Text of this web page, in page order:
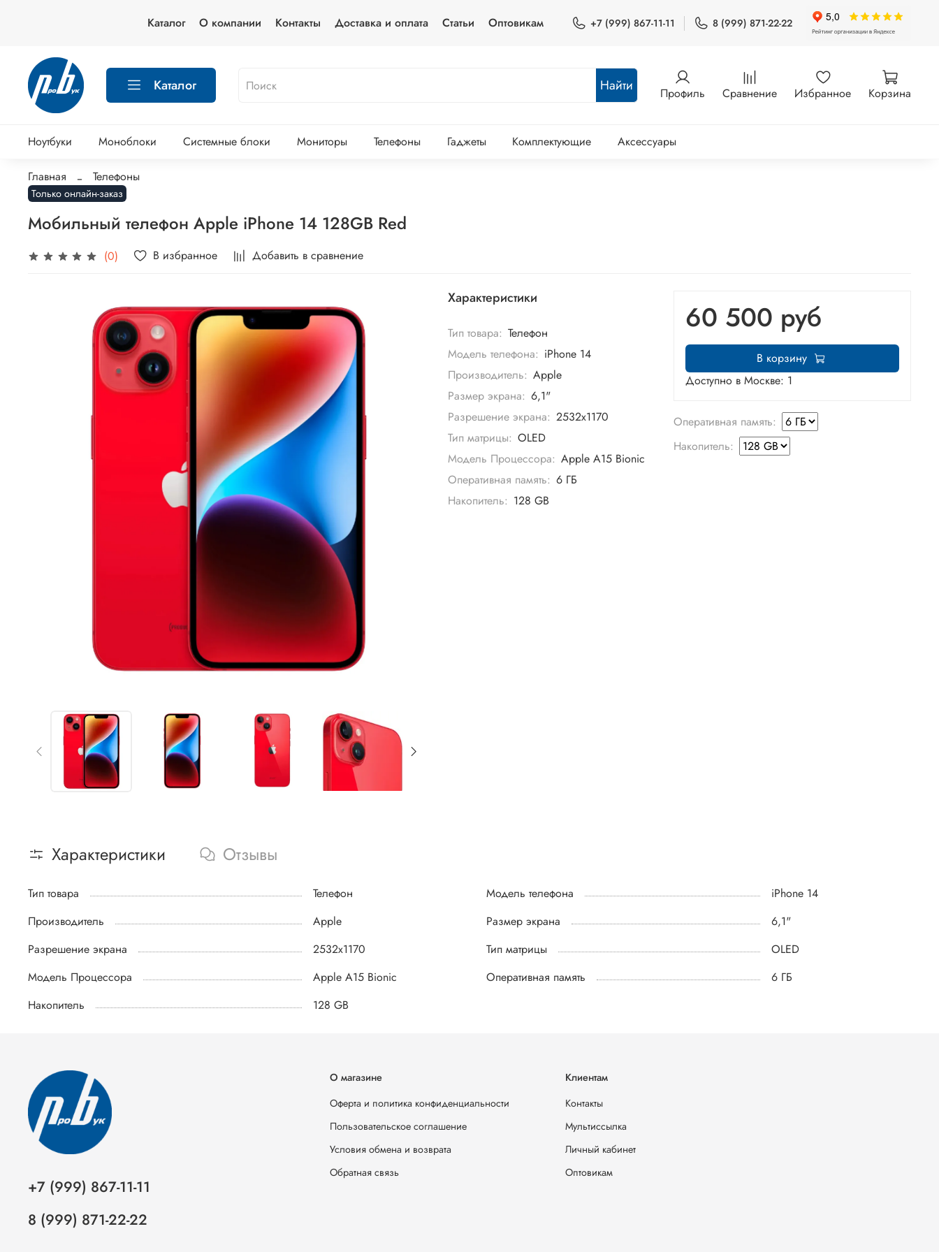
Каталог О компании Контакты Доставка и оплата Статьи Оптовикам +7 (999) 867-11-11 8 (999) 871-22-22
Каталог Найти Профиль Сравнение Избранное Корзина
Ноутбуки Моноблоки Системные блоки Мониторы Телефоны Гаджеты Комплектующие Аксессуары
Главная Телефоны
Только онлайн-заказ
Мобильный телефон Apple iPhone 14 128GB Red
(0) В избранное Добавить в сравнение
Характеристики
Тип товара: Телефон
Модель телефона: iPhone 14
Производитель: Apple
Размер экрана: 6,1"
Разрешение экрана: 2532x1170
Тип матрицы: OLED
Модель Процессора: Apple A15 Bionic
Оперативная память: 6 ГБ
Накопитель: 128 GB
60 500 руб
В корзину
Доступно в Москве: 1
Оперативная память:
Накопитель:
Характеристики Отзывы
Тип товара Телефон Модель телефона
iPhone 14
Производитель
Apple Размер экрана
6,1"
Разрешение экрана
2532x1170 Тип матрицы
OLED
Модель Процессора
Apple A15 Bionic Оперативная память
6 ГБ
Накопитель
128 GB
О магазине
Оферта и политика конфиденциальности
Пользовательское соглашение
Условия обмена и возврата
Обратная связь
Клиентам
Контакты
Мультиссылка
Личный кабинет
Оптовикам
+7 (999) 867-11-11
8 (999) 871-22-22